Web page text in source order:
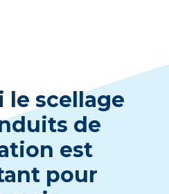
le scellage
de
est
pour